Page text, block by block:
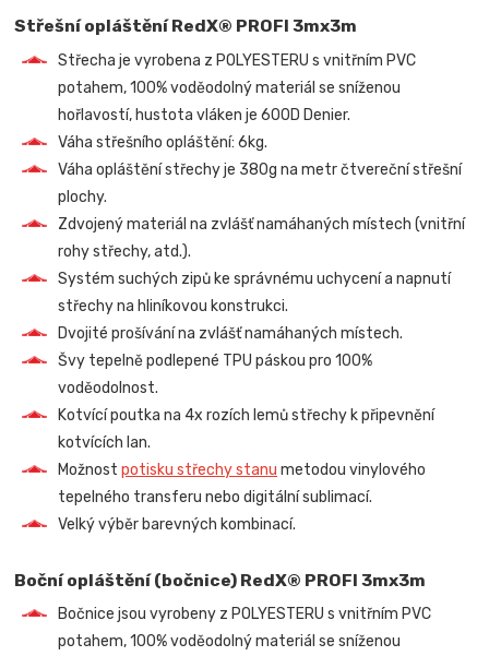
Střešní opláštění RedX® PROFI 3mx3m
Střecha je vyrobena z POLYESTERU s vnitřním PVC
potahem, 100% voděodolný materiál se sníženou
hořlavostí, hustota vláken je 600D Denier.
Váha střešního opláštění: 6kg.
Váha opláštění střechy je 380g na metr čtvereční střešní
plochy.
Zdvojený materiál na zvlášť namáhaných místech (vnitřní
rohy střechy, atd.).
Systém suchých zipů ke správnému uchycení a napnutí
střechy na hliníkovou konstrukci.
Dvojité prošívání na zvlášť namáhaných místech.
Švy tepelně podlepené TPU páskou pro 100%
voděodolnost.
Kotvící poutka na 4x rozích lemů střechy k připevnění
kotvících lan.
Možnostpotisku střechy stanu metodou vinylového
tepelného transferu nebo digitální sublimací.
Velký výběr barevných kombinací.
Boční opláštění (bočnice) RedX® PROFI 3mx3m
Bočnice jsou vyrobeny z POLYESTERU s vnitřním PVC
potahem, 100% voděodolný materiál se sníženou